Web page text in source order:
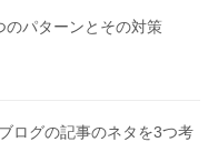
のパターンとその対策
ログの記事のネタを3つ考